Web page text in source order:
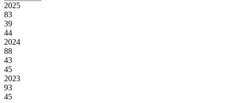
2025
83
39
44
2024
88
43
45
2023
93
45